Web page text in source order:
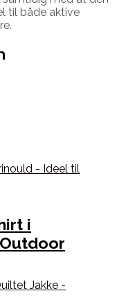
til både aktive
i